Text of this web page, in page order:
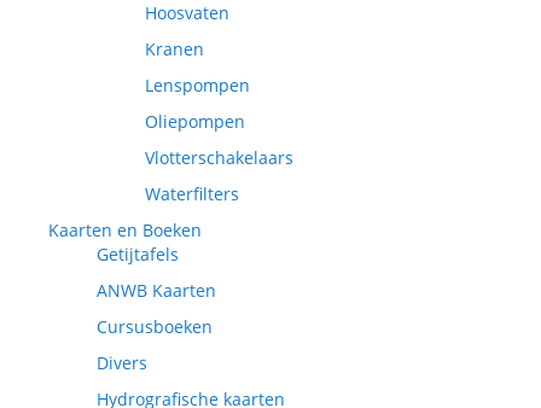
Hoosvaten
Kranen
Lenspompen
Oliepompen
Vlotterschakelaars
Waterfilters
Kaarten en Boeken
Getijtafels
ANWB Kaarten
Cursusboeken
Divers
Hydrografische kaarten